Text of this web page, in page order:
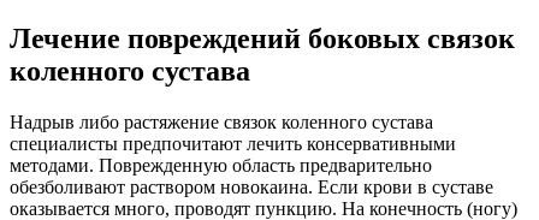
Лечение повреждений боковых связок
коленного сустава
Надрыв либо растяжение связок коленного сустава
специалисты предпочитают лечить консервативными
методами. Поврежденную область предварительно
обезболивают раствором новокаина. Если крови в суставе
оказывается много, проводят пункцию. На конечность (ногу)